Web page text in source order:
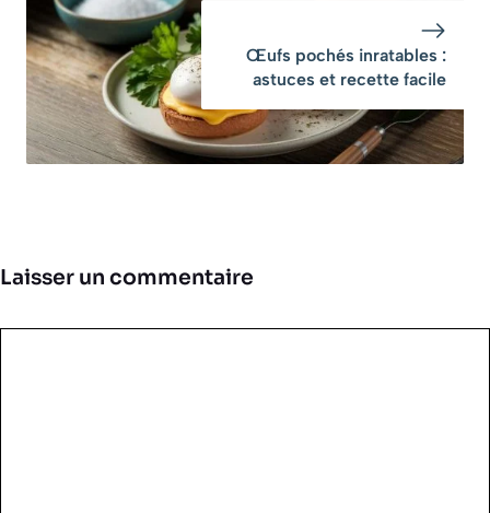
Œufs pochés inratables :
astuces et recette facile
Laisser un commentaire